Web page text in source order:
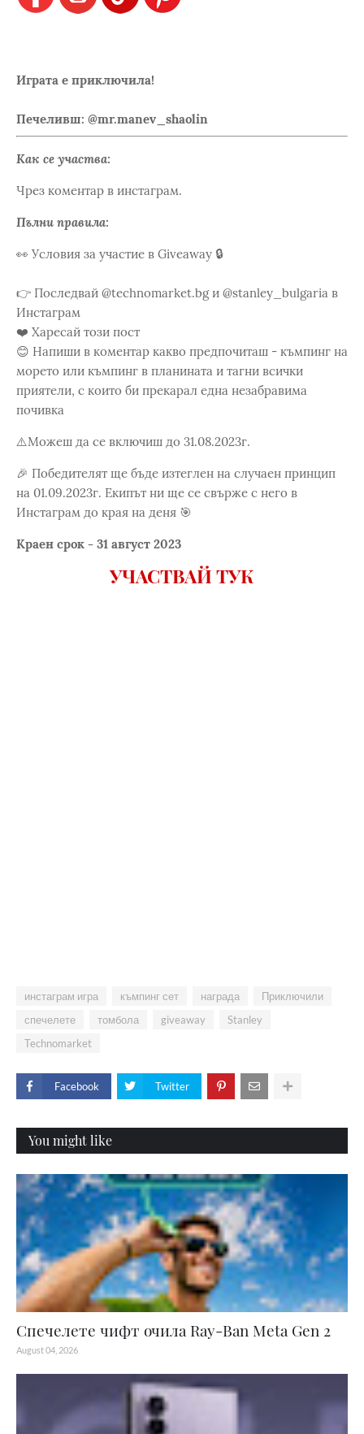
Играта е приключила!
Печеливш: @mr.manev_shaolin
Как се участва:
Чрез коментар в инстаграм.
Пълни правила:
👀 Условия за участие в Giveaway 🔒
👉 Последвай @technomarket.bg и @stanley_bulgaria в
Инстаграм
❤️ Харесай този пост
😊 Напиши в коментар какво предпочиташ - къмпинг на
морето или къмпинг в планината и тагни всички
приятели, с които би прекарал една незабравима
почивка
⚠️Можеш да се включиш до 31.08.2023г.
🎉 Победителят ще бъде изтеглен на случаен принцип
на 01.09.2023г. Екипът ни ще се свърже с него в
Инстаграм до края на деня 🎯
Краен срок - 31 август 2023
УЧАСТВАЙ ТУК
инстаграм игра къмпинг сет награда
Приключили
спечелете
томбола giveaway
Stanley
Technomarket
Facebook Twitter
You might like
Спечелете чифт очила Ray-Ban Meta Gen 2
August 04, 2026